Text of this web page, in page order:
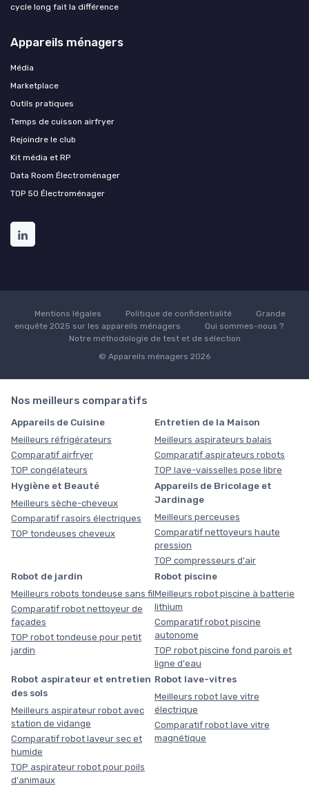
cycle long fait la différence
Appareils ménagers
Média
Marketplace
Outils pratiques
Temps de cuisson airfryer
Rejoindre le club
Kit média et RP
Data Room Électroménager
TOP 50 Électroménager
Mentions légales Politique de confidentialité
Grande
enquête 2025 sur les appareils ménagers
Qui sommes-nous ?
Notre méthodologie de test et de sélection
© Appareils ménagers 2026
Nos meilleurs comparatifs
Appareils de Cuisine
Meilleurs réfrigérateurs
Comparatif airfryer
TOP congélateurs
Entretien de la Maison
Meilleurs aspirateurs balais
Comparatif aspirateurs robots
TOP lave-vaisselles pose libre
Hygiène et Beauté
Meilleurs sèche-cheveux
Comparatif rasoirs électriques
TOP tondeuses cheveux
Appareils de Bricolage et
Jardinage
Meilleurs perceuses
Comparatif nettoyeurs haute
pression
TOP compresseurs d'air
Robot de jardin
Meilleurs robots tondeuse sans fil
Comparatif robot nettoyeur de
façades
TOP robot tondeuse pour petit
jardin
Robot piscine
Meilleurs robot piscine à batterie
lithium
Comparatif robot piscine
autonome
TOP robot piscine fond parois et
ligne d'eau
Robot aspirateur et entretien
des sols
Meilleurs aspirateur robot avec
station de vidange
Comparatif robot laveur sec et
humide
TOP aspirateur robot pour poils
d'animaux
Robot lave-vitres
Meilleurs robot lave vitre
électrique
Comparatif robot lave vitre
magnétique